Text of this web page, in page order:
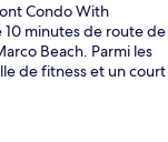
Condo With
10 minutes de route de
Beach. Parmi les
de fitness et un court